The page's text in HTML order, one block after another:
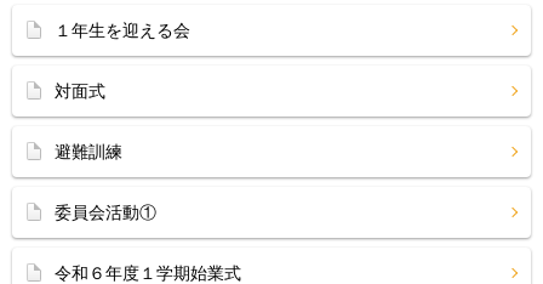
１年生を迎える会
対面式
避難訓練
委員会活動①
令和６年度１学期始業式